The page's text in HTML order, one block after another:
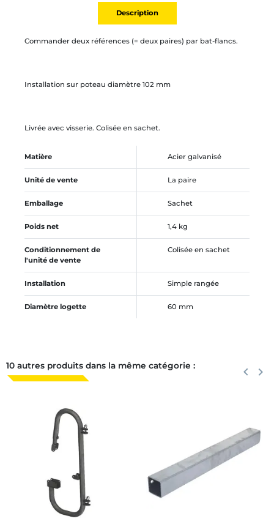
Description
Commander deux références (= deux paires) par bat-flancs.
Installation sur poteau diamètre 102 mm
Livrée avec visserie. Colisée en sachet.
Matière Acier galvanisé
Unité de vente La paire
Emballage Sachet
Poids net 1,4 kg
Conditionnement de
l'unité de vente
Colisée en sachet
Installation Simple rangée
Diamètre logette 60 mm
10 autres produits dans la même catégorie : keyboard_arrow_left keyboard_arrow_right